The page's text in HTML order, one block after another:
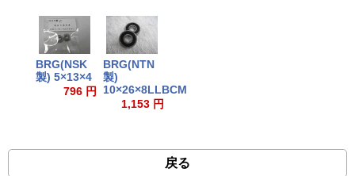
BRG(NSK
製) 5×13×4
796 円
BRG(NTN
製)
10×26×8LLBCM
1,153 円
戻る